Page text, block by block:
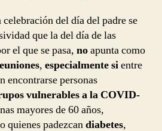
celebración del día del padre se
que la del día de las
el que se pasa, noapunta como
, especialmente sientre
encontrarse personas
vulnerables a la COVID-
mayores de 60 años,
quienes padezcandiabetes,